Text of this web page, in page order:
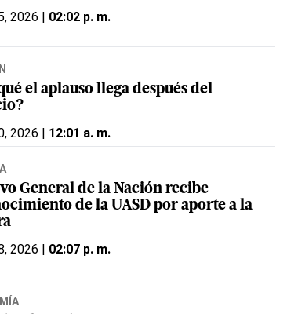
2026 | 02:02 p. m.
el aplauso llega después del
2026 | 12:01 a. m.
General de la Nación recibe
de la UASD por aporte a la
2026 | 02:07 p. m.